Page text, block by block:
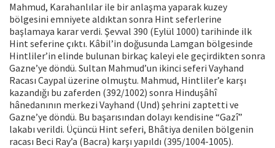
Mahmud, Karahanlılar ile bir anlaşma yaparak kuzey
bölgesini emniyete aldıktan sonra Hint seferlerine
başlamaya karar verdi. Şevval 390 (Eylül 1000) tarihinde ilk
Hint seferine çıktı. Kâbil’in doğusunda Lamgan bölgesinde
Hintliler’in elinde bulunan birkaç kaleyi ele geçirdikten sonra
Gazne’ye döndü. Sultan Mahmud’un ikinci seferi Vayhand
Racası Caypal üzerine olmuştu. Mahmud, Hintliler’e karşı
kazandığı bu zaferden (392/1002) sonra Hinduşâhî
hânedanının merkezi Vayhand (Und) şehrini zaptetti ve
Gazne’ye döndü. Bu başarısından dolayı kendisine “Gazî”
lakabı verildi. Üçüncü Hint seferi, Bhâtiya denilen bölgenin
racası Beci Ray’a (Bacra) karşı yapıldı (395/1004-1005).